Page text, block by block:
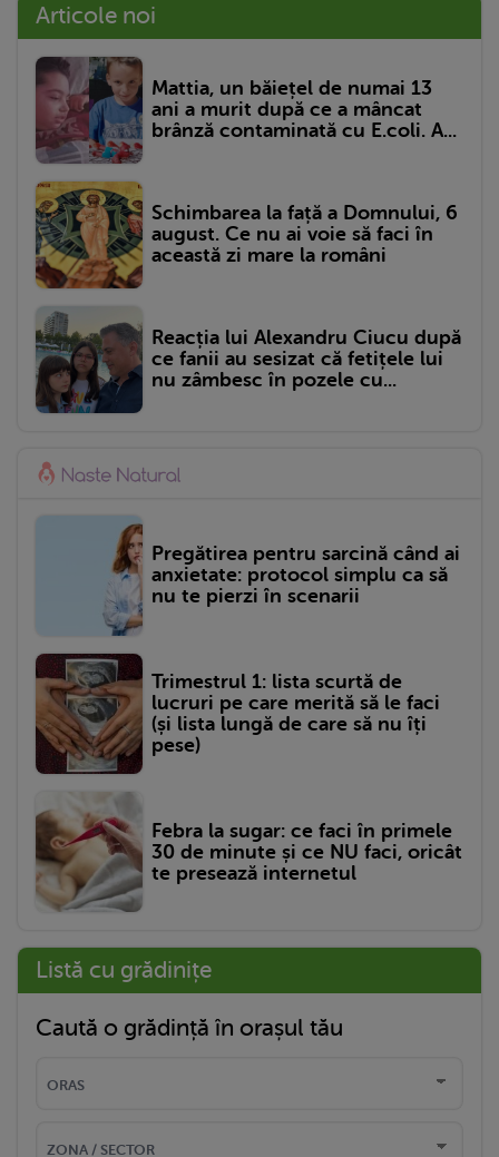
Articole noi
Mattia, un băiețel de numai 13
ani a murit după ce a mâncat
brânză contaminată cu E.coli. A...
Schimbarea la față a Domnului, 6
august. Ce nu ai voie să faci în
această zi mare la români
Reacția lui Alexandru Ciucu după
ce fanii au sesizat că fetițele lui
nu zâmbesc în pozele cu...
Pregătirea pentru sarcină când ai
anxietate: protocol simplu ca să
nu te pierzi în scenarii
Trimestrul 1: lista scurtă de
lucruri pe care merită să le faci
(și lista lungă de care să nu îți
pese)
Febra la sugar: ce faci în primele
30 de minute și ce NU faci, oricât
te presează internetul
Listă cu grădinițe
Caută o grădință în orașul tău